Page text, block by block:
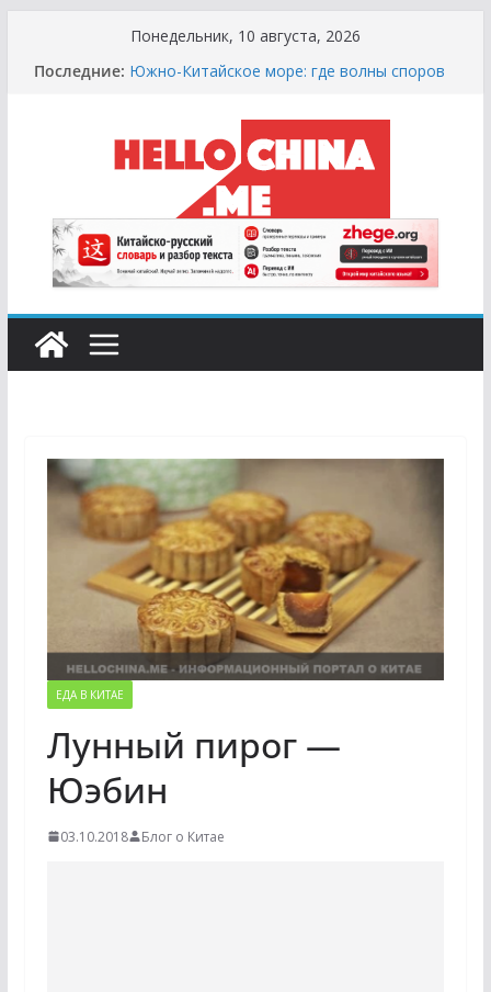
содержимому
Понедельник, 10 августа, 2026
Последние: Южно-Китайское море: где волны споров
Сырная Лихорадка: Как Найти Настоящий
Сыр в Китае и не Купить «Пластиковый»
Аналог
Охота за Черным Хлебом: Путеводитель
по Русским и Европейским Пекарням в
Китае
Молочный Кризис: Почему в Китае не
Найти Творог, Сметану и Кефир (и Где
Искать Спасение?)
Счастливые Числа и Продукты-Табу:
ЕДА В КИТАЕ
Лунный пирог —
Юэбин
03.10.2018 Блог о Китае